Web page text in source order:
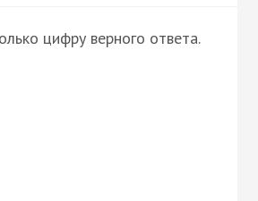
цифру верного ответа.